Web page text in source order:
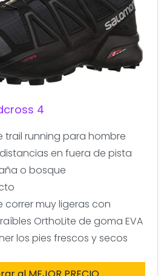
4
trail running para hombre
en fuera de pista
o bosque
correr muy ligeras con
OrthoLite de goma EVA
los pies frescos y secos